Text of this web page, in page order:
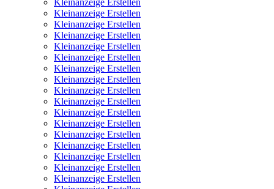
Kleinanzeige Erstellen
Kleinanzeige Erstellen
Kleinanzeige Erstellen
Kleinanzeige Erstellen
Kleinanzeige Erstellen
Kleinanzeige Erstellen
Kleinanzeige Erstellen
Kleinanzeige Erstellen
Kleinanzeige Erstellen
Kleinanzeige Erstellen
Kleinanzeige Erstellen
Kleinanzeige Erstellen
Kleinanzeige Erstellen
Kleinanzeige Erstellen
Kleinanzeige Erstellen
Kleinanzeige Erstellen